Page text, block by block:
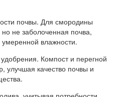
почвы. Для смородины
не заболоченная почва,
влажности.
Компост и перегной
улучшая качество почвы и